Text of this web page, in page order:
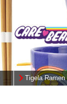
Tigela Ramen
(Care Bears)